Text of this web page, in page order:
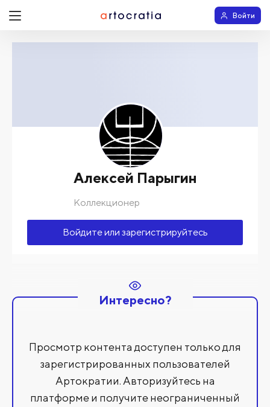
Войти
Алексей Парыгин
Коллекционер
Войдите или зарегистрируйтесь
Интересно?
Просмотр контента доступен только для
зарегистрированных пользователей
Артократии. Авторизуйтесь на
платформе и получите неограниченный